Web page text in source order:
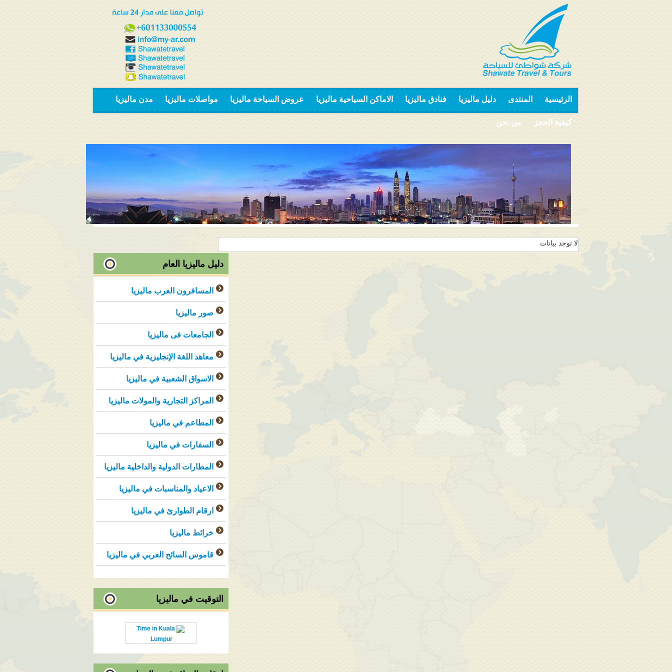
الرئيسية المنتدى دليل ماليزيا فنادق ماليزيا الاماكن السياحية ماليزيا عروض السياحة ماليزيا مواصلات ماليزيا مدن ماليزيا
كيفية الحجز من نحن
لا توجد بيانات
دليل ماليزيا العام
المسافرون العرب ماليزيا
صور ماليزيا
الجامعات فى ماليزيا
معاهد اللغة الإنجليزية في ماليزيا
الاسواق الشعبية في ماليزيا
المراكز التجارية والمولات ماليزيا
المطاعم في ماليزيا
السفارات في ماليزيا
المطارات الدولية والداخلية ماليزيا
الاعياد والمناسبات في ماليزيا
ارقام الطوارئ في ماليزيا
خرائط ماليزيا
قاموس السائح العربي في ماليزيا
التوقيت في ماليزيا
Time in Kuala
Lumpur